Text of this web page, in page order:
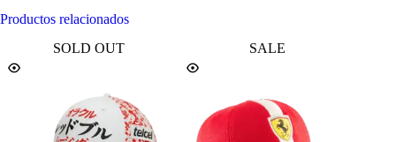
Productos relacionados
SOLD OUT
SALE